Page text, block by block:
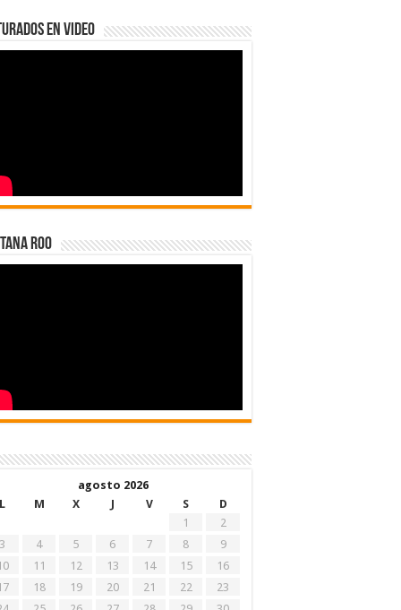
en Video
Roo
agosto 2026
L
M X J V S
D
1
2
3
4 5 6 7 8
9
11 12 13 14 15
16
18 19 20 21 22
23